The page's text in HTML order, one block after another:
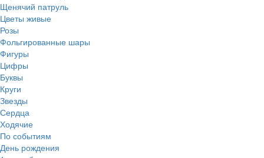
Щенячий патруль
Цветы живые
Розы
Фольгированные шары
Фигуры
Цифры
Буквы
Круги
Звезды
Сердца
Ходячие
По событиям
День рождения